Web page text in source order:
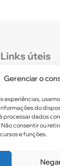
Gerenciar o
experiências,
do
processar dados
Não consentir ou
e funções.
Links úteis
Certidão de
Parceiros CREF16